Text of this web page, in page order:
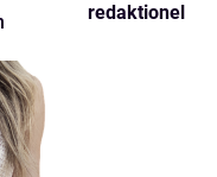
redaktionel